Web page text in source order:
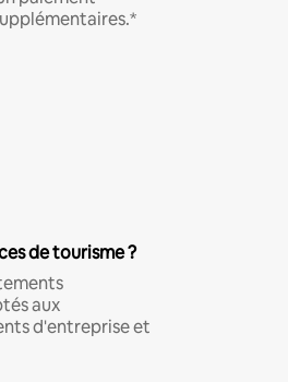
de tourisme ?
aux
d'entreprise et